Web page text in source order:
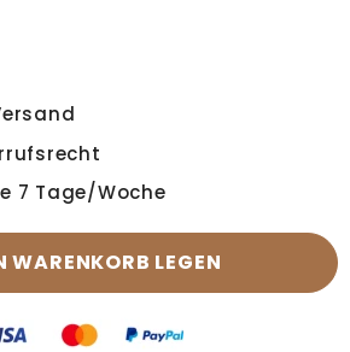
7 Tage/Woche
WARENKORB LEGEN